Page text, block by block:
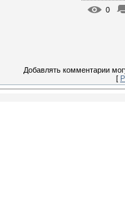
0
Добавлять комментарии
[